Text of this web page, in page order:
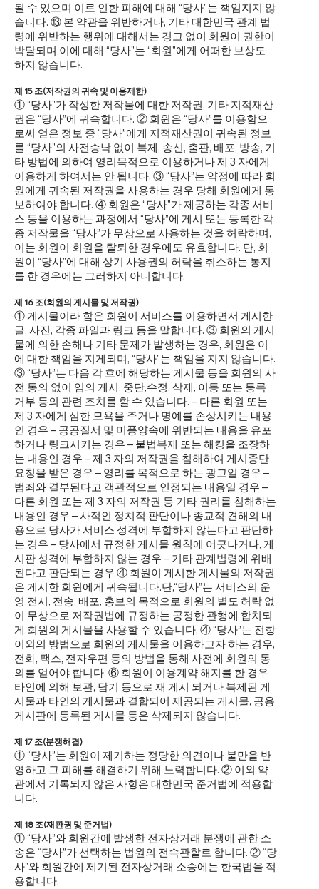
될 수 있으며 이로 인한 피해에 대해 “당사”는 책임지지 않
습니다. ⑬ 본 약관을 위반하거나, 기타 대한민국 관계 법
령에 위반하는 행위에 대해서는 경고 없이 회원이 권한이
박탈되며 이에 대해 “당사”는 “회원”에게 어떠한 보상도
하지 않습니다.
제 15 조(저작권의 귀속 및 이용제한)
① “당사”가 작성한 저작물에 대한 저작권, 기타 지적재산
권은 “당사”에 귀속합니다. ② 회원은 “당사”를 이용함으
로써 얻은 정보 중 “당사”에게 지적재산권이 귀속된 정보
를 “당사”의 사전승낙 없이 복제, 송신, 출판, 배포, 방송, 기
타 방법에 의하여 영리목적으로 이용하거나 제 3 자에게
이용하게 하여서는 안 됩니다. ③ “당사”는 약정에 따라 회
원에게 귀속된 저작권을 사용하는 경우 당해 회원에게 통
보하여야 합니다. ④ 회원은 “당사”가 제공하는 각종 서비
스 등을 이용하는 과정에서 “당사”에 게시 또는 등록한 각
종 저작물을 “당사”가 무상으로 사용하는 것을 허락하며,
이는 회원이 회원을 탈퇴한 경우에도 유효합니다. 단, 회
원이 “당사”에 대해 상기 사용권의 허락을 취소하는 통지
를 한 경우에는 그러하지 아니합니다.
제 16 조(회원의 게시물 및 저작권)
① 게시물이라 함은 회원이 서비스를 이용하면서 게시한
글, 사진, 각종 파일과 링크 등을 말합니다. ③ 회원의 게시
물에 의한 손해나 기타 문제가 발생하는 경우, 회원은 이
에 대한 책임을 지게되며, “당사”는 책임을 지지 않습니다.
③ “당사”는 다음 각 호에 해당하는 게시물 등을 회원의 사
전 동의 없이 임의 게시, 중단,수정, 삭제, 이동 또는 등록
거부 등의 관련 조치를 할 수 있습니다. – 다른 회원 또는
제 3 자에게 심한 모욕을 주거나 명예를 손상시키는 내용
인 경우 – 공공질서 및 미풍양속에 위반되는 내용을 유포
하거나 링크시키는 경우 – 불법복제 또는 해킹을 조장하
는 내용인 경우 – 제 3 자의 저작권을 침해하여 게시중단
요청을 받은 경우 – 영리를 목적으로 하는 광고일 경우 –
범죄와 결부된다고 객관적으로 인정되는 내용일 경우 –
다른 회원 또는 제 3 자의 저작권 등 기타 권리를 침해하는
내용인 경우 – 사적인 정치적 판단이나 종교적 견해의 내
용으로 당사가 서비스 성격에 부합하지 않는다고 판단하
는 경우 – 당사에서 규정한 게시물 원칙에 어긋나거나, 게
시판 성격에 부합하지 않는 경우 – 기타 관계법령에 위배
된다고 판단되는 경우 ④ 회원이 게시한 게시물의 저작권
은 게시한 회원에게 귀속됩니다.단,“당사”는 서비스의 운
영,전시, 전송, 배포, 홍보의 목적으로 회원의 별도 허락 없
이 무상으로 저작권법에 규정하는 공정한 관행에 합치되
게 회원의 게시물을 사용할 수 있습니다. ④ “당사”는 전항
이외의 방법으로 회원의 게시물을 이용하고자 하는 경우,
전화, 팩스, 전자우편 등의 방법을 통해 사전에 회원의 동
의를 얻어야 합니다. ⑥ 회원이 이용계약 해지를 한 경우
타인에 의해 보관, 담기 등으로 재 게시 되거나 복제된 게
시물과 타인의 게시물과 결합되어 제공되는 게시물, 공용
게시판에 등록된 게시물 등은 삭제되지 않습니다.
제 17 조(분쟁해결)
① “당사”는 회원이 제기하는 정당한 의견이나 불만을 반
영하고 그 피해를 해결하기 위해 노력합니다. ② 이외 약
관에서 기록되지 않은 사항은 대한민국 준거법에 적용합
니다.
제 18 조(재판권 및 준거법)
① “당사”와 회원간에 발생한 전자상거래 분쟁에 관한 소
송은 “당사”가 선택하는 법원의 전속관할로 합니다. ② “당
사”와 회원간에 제기된 전자상거래 소송에는 한국법을 적
용합니다.